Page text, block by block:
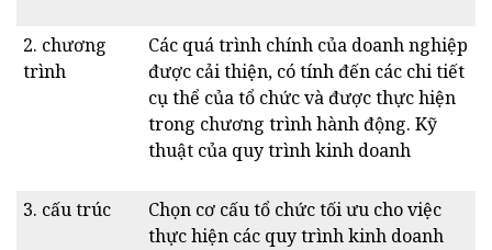
2. chương
trình
Các quá trình chính của doanh nghiệp
được cải thiện, có tính đến các chi tiết
cụ thể của tổ chức và được thực hiện
trong chương trình hành động. Kỹ
thuật của quy trình kinh doanh
3. cấu trúc
Chọn cơ cấu tổ chức tối ưu cho việc
thực hiện các quy trình kinh doanh